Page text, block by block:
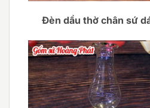
Đèn dầu thờ chân sứ